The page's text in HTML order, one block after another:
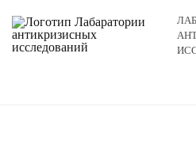
Главная Новости и блог